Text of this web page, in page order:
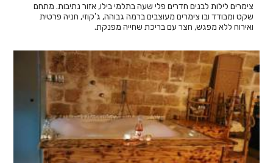
צימרים לילות לבנים חדרים פלי שעה בתלמי בילו, אזור נתיבות. מתחם
שקט ומבודד ובו צימרים מעוצבים ברמה גבוהה, ג'קוזי, חניה פרטית
ואירוח ללא מפגש, חצר עם בריכת שחייה מפנקת.